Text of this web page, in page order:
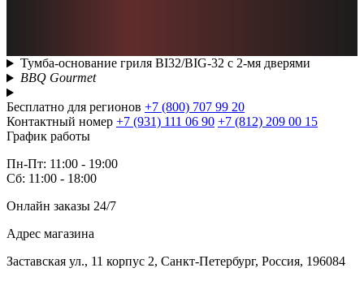
Тумба-основание гриля BI32/BIG-32 с 2-мя дверями
BBQ Gourmet
Бесплатно для регионов +7 (800) 707 99 20
Контактный номер +7 (931) 111 06 90 +7 (812) 209 00 15
График работы
Пн-Пт: 11:00 - 19:00
Сб: 11:00 - 18:00
Онлайн заказы 24/7
Адрес магазина
Заставская ул., 11 корпус 2, Санкт-Петербург, Россия, 196084